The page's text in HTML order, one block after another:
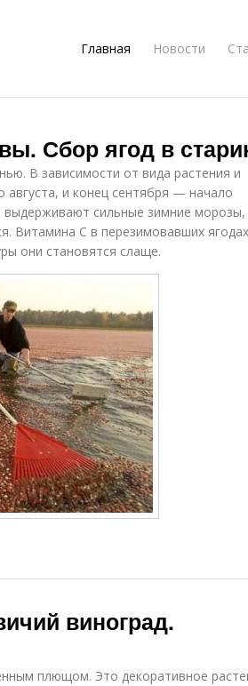
Главная Новости
Сбор ягод в
В зависимости от вида растения и
и конец сентября — начало
выдерживают сильные зимние морозы,
Витамина С в перезимовавших ягодах
они становятся слаще.
виноград.
плющом. Это декоративное